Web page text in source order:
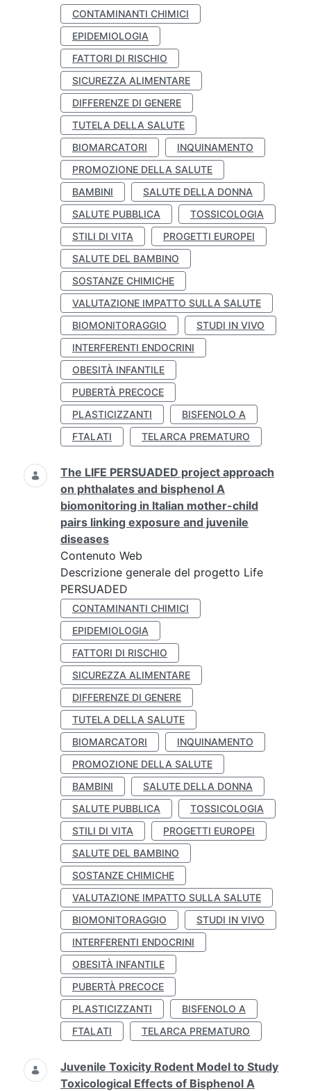
CONTAMINANTI CHIMICI
EPIDEMIOLOGIA
FATTORI DI RISCHIO
SICUREZZA ALIMENTARE
DIFFERENZE DI GENERE
TUTELA DELLA SALUTE
BIOMARCATORI
INQUINAMENTO
PROMOZIONE DELLA SALUTE
BAMBINI
SALUTE DELLA DONNA
SALUTE PUBBLICA
TOSSICOLOGIA
STILI DI VITA
PROGETTI EUROPEI
SALUTE DEL BAMBINO
SOSTANZE CHIMICHE
VALUTAZIONE IMPATTO SULLA SALUTE
BIOMONITORAGGIO
STUDI IN VIVO
INTERFERENTI ENDOCRINI
OBESITÀ INFANTILE
PUBERTÀ PRECOCE
PLASTICIZZANTI
BISFENOLO A
FTALATI
TELARCA PREMATURO
The LIFE PERSUADED project approach
on phthalates and bisphenol A
biomonitoring in Italian mother-child
pairs linking exposure and juvenile
diseases
Contenuto Web
Descrizione generale del progetto Life
PERSUADED
CONTAMINANTI CHIMICI
EPIDEMIOLOGIA
FATTORI DI RISCHIO
SICUREZZA ALIMENTARE
DIFFERENZE DI GENERE
TUTELA DELLA SALUTE
BIOMARCATORI
INQUINAMENTO
PROMOZIONE DELLA SALUTE
BAMBINI
SALUTE DELLA DONNA
SALUTE PUBBLICA
TOSSICOLOGIA
STILI DI VITA
PROGETTI EUROPEI
SALUTE DEL BAMBINO
SOSTANZE CHIMICHE
VALUTAZIONE IMPATTO SULLA SALUTE
BIOMONITORAGGIO
STUDI IN VIVO
INTERFERENTI ENDOCRINI
OBESITÀ INFANTILE
PUBERTÀ PRECOCE
PLASTICIZZANTI
BISFENOLO A
FTALATI
TELARCA PREMATURO
Juvenile Toxicity Rodent Model to Study
Toxicological Effects of Bisphenol A